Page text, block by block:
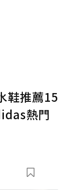
鞋推薦15
熱門